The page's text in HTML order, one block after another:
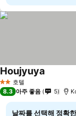
2 성급호텔
Houjyuya
8.3 아주 좋음 5
날짜를 선택해 정확